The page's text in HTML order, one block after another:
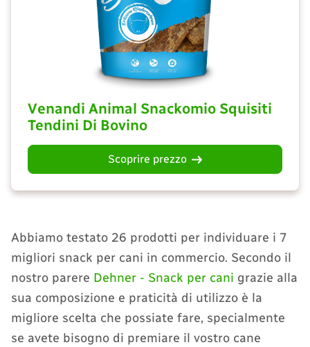
Venandi Animal Snackomio Squisiti
Tendini Di Bovino
Scoprire prezzo
Abbiamo testato 26 prodotti per individuare i 7
migliori snack per cani in commercio. Secondo il
nostro parere Dehner - Snack per cani grazie alla
sua composizione e praticità di utilizzo è la
migliore scelta che possiate fare, specialmente
se avete bisogno di premiare il vostro cane